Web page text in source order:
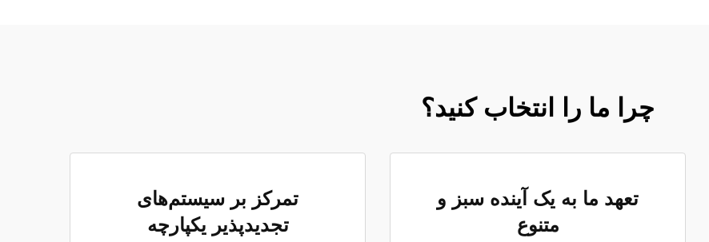
چرا ما را انتخاب کنید؟
تعهد ما به یک آینده سبز و
متنوع
تمرکز بر سیستم‌های
تجدیدپذیر یکپارچه